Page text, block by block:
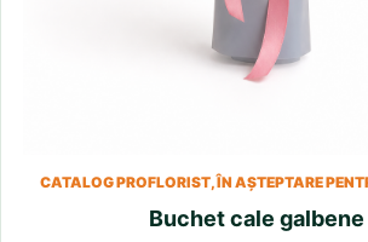
CATALOG PROFLORIST, ÎN AȘTEPTARE
Buchet cale galbene